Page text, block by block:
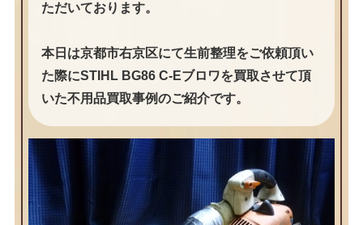
ただいております。
本日は京都市右京区にて生前整理をご依頼頂い
た際にSTIHL BG86 C-Eブロワを買取させて頂
いた不用品買取事例のご紹介です。